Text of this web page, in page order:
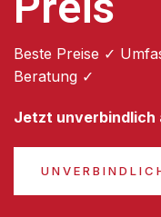
Beste Preise ✓
Beratung ✓
Jetzt unverbindlich